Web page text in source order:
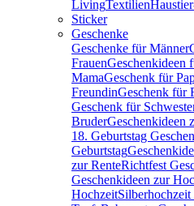
LivingTextilien
Sticker
Geschenke
Geschenke für Männer
FrauenGeschenkideen
MamaGeschenk für
FreundinGeschenk für
Geschenk für
BruderGeschenkideen
18. Geburtstag
Geburtstag
zur RenteRichtfest
Geschenkideen zur
HochzeitSilberhochzeit